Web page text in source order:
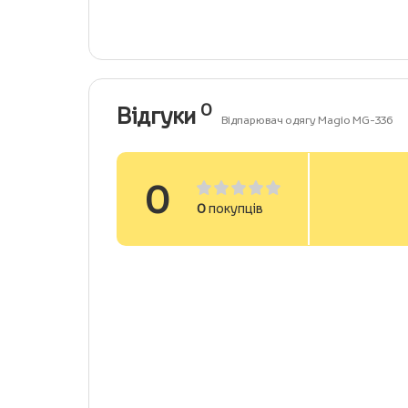
Відгуки 0 Відпарювач одягу Magio МG-336
0 0покупців